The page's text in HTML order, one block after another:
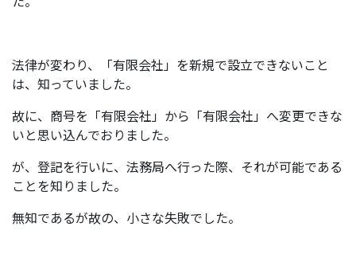
法律が変わり、「有限会社」を新規で設立できないこと
は、知っていました。
故に、商号を「有限会社」から「有限会社」へ変更できな
いと思い込んでおりました。
が、登記を行いに、法務局へ行った際、それが可能である
ことを知りました。
無知であるが故の、小さな失敗でした。